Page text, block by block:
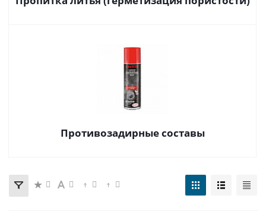
Противозадирные составы